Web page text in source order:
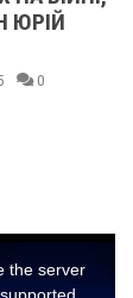
ОЛЕГОМ